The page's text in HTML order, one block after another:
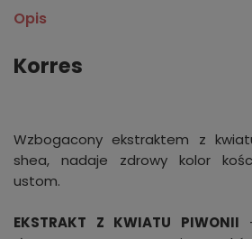
Opis
Korres
Wzbogacony ekstraktem z
shea, nadaje zdrowy kolor
ustom.
EKSTRAKT Z KWIATU PIWONII